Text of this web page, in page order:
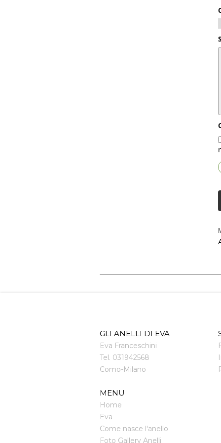
GLI ANELLI DI EVA
Eva Franceschini
Tel. 031942568
Como-Milano
MENU
Home
Eva
Come nasce l'anello
Foto Gallery Anelli